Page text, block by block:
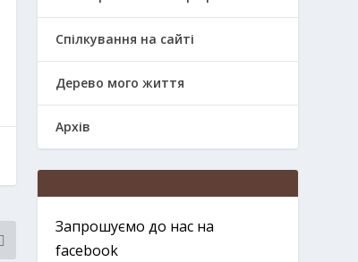
Спілкування на сайті
Дерево мого життя
Архів
Запрошуємо до нас на
facebook